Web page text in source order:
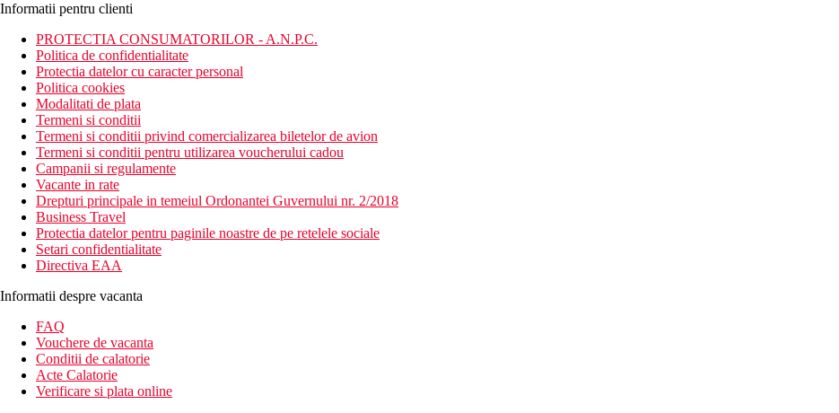
Informatii pentru clienti
PROTECTIA CONSUMATORILOR - A.N.P.C.
Politica de confidentialitate
Protectia datelor cu caracter personal
Politica cookies
Modalitati de plata
Termeni si conditii
Termeni si conditii privind comercializarea biletelor de avion
Termeni si conditii pentru utilizarea voucherului cadou
Campanii si regulamente
Vacante in rate
Drepturi principale in temeiul Ordonantei Guvernului nr. 2/2018
Business Travel
Protectia datelor pentru paginile noastre de pe retelele sociale
Setari confidentialitate
Directiva EAA
Informatii despre vacanta
FAQ
Vouchere de vacanta
Conditii de calatorie
Acte Calatorie
Verificare si plata online